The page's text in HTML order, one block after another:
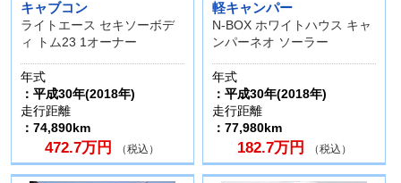
キャブコン
ライトエース セキソーボデ
ィ トム23 1オーナー
年式
：平成30年(2018年)
走行距離
：74,890km
472.7万円 （税込）
軽キャンパー
N-BOX ホワイトハウス キャ
ンパーネオ ソーラー
年式
：平成30年(2018年)
走行距離
：77,980km
182.7万円 （税込）